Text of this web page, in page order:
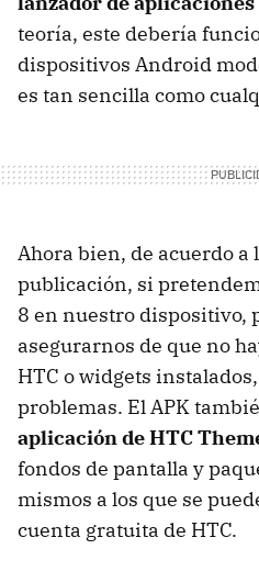
teoría, este debería
dispositivos Android
es tan sencilla como
Ahora bien, de acuerdo a
publicación, si
8 en nuestro dispositivo,
asegurarnos de que no
HTC o widgets
problemas. El APK
aplicación de HTC
fondos de pantalla y
mismos a los que se
cuenta gratuita de HTC.